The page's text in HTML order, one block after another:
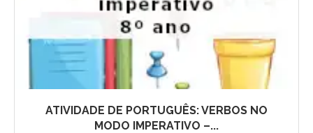
ATIVIDADE DE PORTUGUÊS: VERBOS NO
MODO IMPERATIVO –...